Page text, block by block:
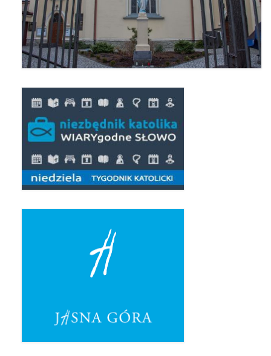
Wielki Czwartek 2019
Droga Krzyżowa w parafii św. Jakuba
Apostoła w Częstochowie 2019
Narodowy Dzień Pamięci “Żołnierzy
Wyklętych” 2019
Pielęgnacja drzew
Nasza parafia z lotu ptaka
Stare fotografie
Pasterka 2018
Remont kościoła
Bal Wszystkich Świętych 2018